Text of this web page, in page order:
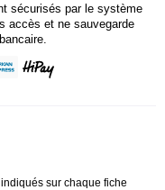
sécurisés par le système
accès et ne sauvegarde
sur chaque fiche